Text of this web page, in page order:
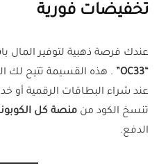
تخفيضات فورية
عندك فرصة ذهبية لتوفير المال
“OC33”
. هذه القسيمة تتيح لك
عند شراء البطاقات الرقمية أو
تنسخ الكود من منصة كل
الدفع.